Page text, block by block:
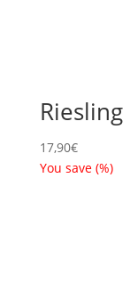
17,90€
You save (%)